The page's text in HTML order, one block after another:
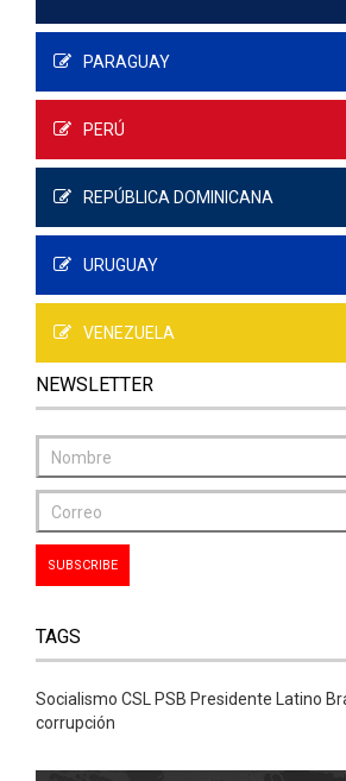
PARAGUAY
PERÚ
REPÚBLICA DOMINICANA
URUGUAY
VENEZUELA
NEWSLETTER
TAGS
Socialismo CSL PSB Presidente Latino
corrupción